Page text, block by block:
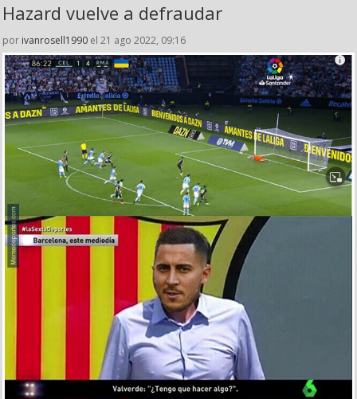
Hazard vuelve a defraudar
por ivanrosell1990 el 21 ago 2022, 09:16